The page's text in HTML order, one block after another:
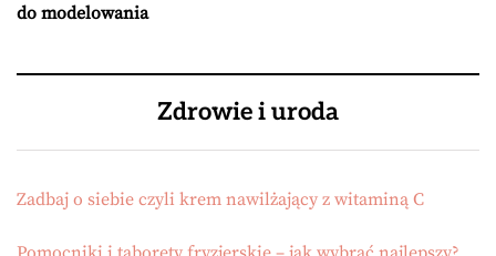
do modelowania
Zdrowie i uroda
Zadbaj o siebie czyli krem nawilżający z witaminą C